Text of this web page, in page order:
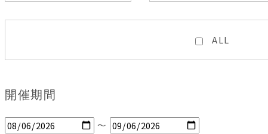
ALL
開催期間
～